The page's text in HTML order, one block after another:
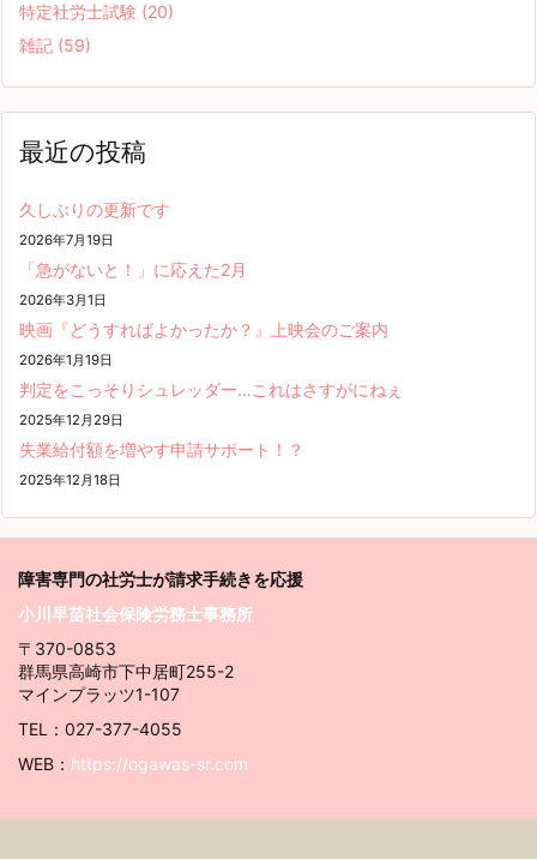
特定社労士試験 (20)
雑記 (59)
最近の投稿
久しぶりの更新です
2026年7月19日
「急がないと！」に応えた2月
2026年3月1日
映画『どうすればよかったか？』上映会のご案内
2026年1月19日
判定をこっそりシュレッダー…これはさすがにねぇ
2025年12月29日
失業給付額を増やす申請サポート！？
2025年12月18日
障害専門の社労士が請求手続きを応援
小川早苗社会保険労務士事務所
〒370-0853
群馬県高崎市下中居町255-2
マインプラッツ1-107
TEL：027-377-4055
WEB： https://ogawas-sr.com